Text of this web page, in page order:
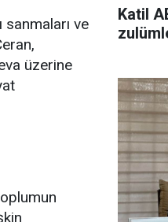
ve
üzerine
Katil